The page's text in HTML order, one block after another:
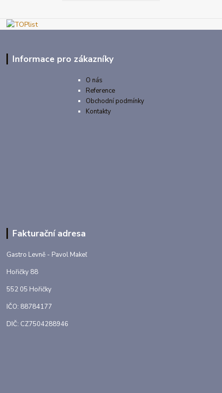
Informace pro zákazníky
O nás
Reference
Obchodní podmínky
Kontakty
Fakturační adresa
Gastro Levně - Pavol Makeľ
Hořičky 88
552 05 Hořičky
IČO: 88784177
DIČ: CZ7504288946